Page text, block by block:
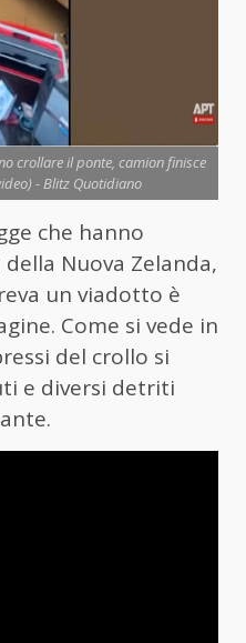
crollare il ponte, camion finisce
- Blitz Quotidiano
che hanno
Nuova Zelanda,
un viadotto è
Come si vede in
del crollo si
e diversi detriti